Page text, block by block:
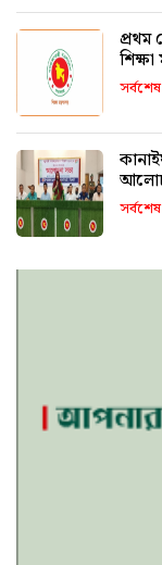
প্রথম
শিক্ষা